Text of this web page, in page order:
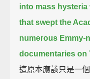
into mass hysteria
that swept the
numerous Emmy-
documentaries on
這原本應該只是一